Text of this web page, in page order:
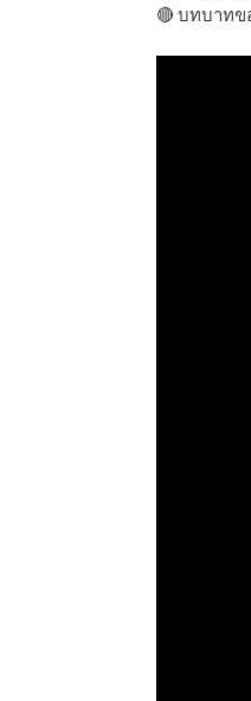
🔴 บทบาทข